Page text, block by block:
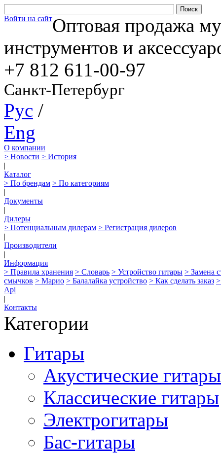
Войти на сайтОптовая продажа
инструментов и
+7 812 611-00-97
Санкт-Петербург
Рус /
Eng
О компании
> Новости > История
|
Каталог
> По брендам > По категориям
|
Документы
|
Дилеры
> Потенциальным дилерам > Регистрация дилеров
|
Производители
|
Информация
> Правила хранения > Словарь > Устройство гитары > Замена
смычков > Марио > Балалайка устройство > Как сделать заказ
Api
|
Контакты
Категории
Гитары
Акустические гитары
Классические гитары
Электрогитары
Бас-гитары